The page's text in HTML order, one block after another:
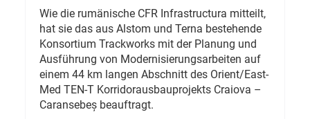
Wie die rumänische CFR Infrastructura mitteilt,
hat sie das aus Alstom und Terna bestehende
Konsortium Trackworks mit der Planung und
Ausführung von Modernisierungsarbeiten auf
einem 44 km langen Abschnitt des Orient/East-
Med TEN-T Korridorausbauprojekts Craiova –
Caransebeș beauftragt.